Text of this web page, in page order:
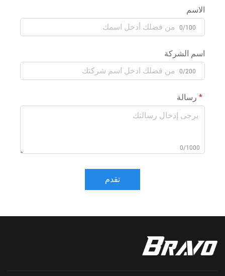
الاسم
0/100
اسم الشركة
0/200
رسالة
0/1000
تقدم